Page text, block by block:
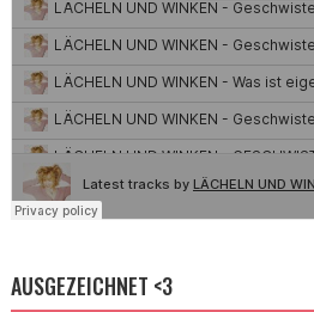
AUSGEZEICHNET <3